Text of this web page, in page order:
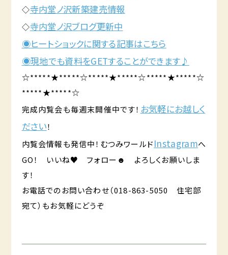
◇寺内堂ノ沢新築建売情報
◇寺内堂ノ沢ブログ更新中
◉ヒートショックに関する記事はこちら
◉現地でも資料をGETすることができます♪
☆*****★*****☆*****★*****☆*****★*****☆
*****★*****☆
完成内覧会も毎週末開催中です！ お気軽にお越しく
ださい！
内覧会情報も発信中！むつみワールドInstagramへ
GO！ いいね♥ フォロー☻ よろしくお願いしま
す！
お電話でのお問い合わせ（018-863-5050 住宅部
宛て）もお気軽にどうぞ